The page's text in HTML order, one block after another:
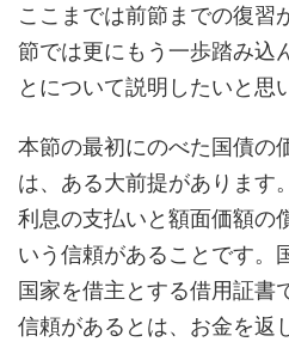
ここまでは前節までの復習
節では更にもう一歩踏み込
とについて説明したいと思
本節の最初にのべた国債の
は、ある大前提があります
利息の支払いと額面価額の
いう信頼があることです。
国家を借主とする借用証書
信頼があるとは、お金を返